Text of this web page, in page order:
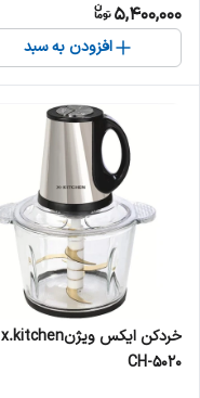
5,400,000
افزودن به سبد
خردکن ایکس ویژنx.kitchen
CH-5020